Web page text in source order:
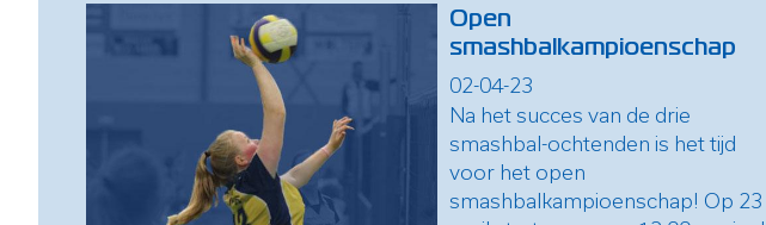
Open
smashbalkampioenschap
02-04-23
Na het succes van de drie
smashbal-ochtenden is het tijd
voor het open
smashbalkampioenschap! Op 23